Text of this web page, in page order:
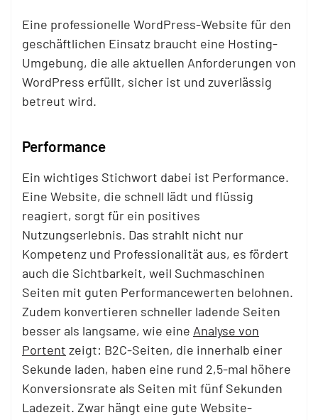
Eine professionelle WordPress-Website für den
geschäftlichen Einsatz braucht eine Hosting-
Umgebung, die alle aktuellen Anforderungen von
WordPress erfüllt, sicher ist und zuverlässig
betreut wird.
Performance
Ein wichtiges Stichwort dabei ist Performance.
Eine Website, die schnell lädt und flüssig
reagiert, sorgt für ein positives
Nutzungserlebnis. Das strahlt nicht nur
Kompetenz und Professionalität aus, es fördert
auch die Sichtbarkeit, weil Suchmaschinen
Seiten mit guten Performancewerten belohnen.
Zudem konvertieren schneller ladende Seiten
besser als langsame, wie eine Analyse von
Portent zeigt: B2C-Seiten, die innerhalb einer
Sekunde laden, haben eine rund 2,5-mal höhere
Konversionsrate als Seiten mit fünf Sekunden
Ladezeit. Zwar hängt eine gute Website-